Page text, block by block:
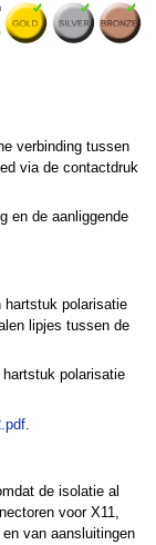
verbinding tussen
via de contactdruk
en de aanliggende
hartstuk polarisatie
lipjes tussen de
polarisatie
.
de isolatie al
voor X11,
van aansluitingen